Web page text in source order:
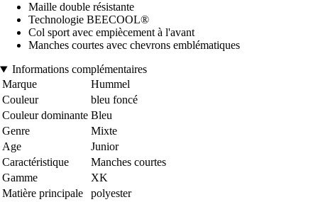
Maille double résistante
Technologie BEECOOL®
Col sport avec empiècement à l'avant
Manches courtes avec chevrons emblématiques
Informations complémentaires
Marque
Hummel
Couleur
bleu foncé
Couleur dominante Bleu
Genre
Mixte
Age
Junior
Caractéristique
Manches courtes
Gamme
XK
Matière principale
polyester